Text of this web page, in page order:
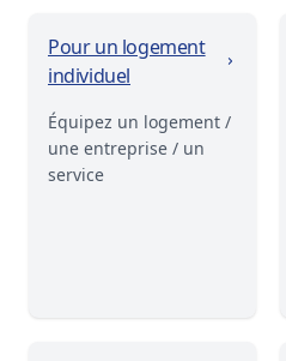
Pour un logement
individuel
Équipez un logement /
une entreprise / un
service